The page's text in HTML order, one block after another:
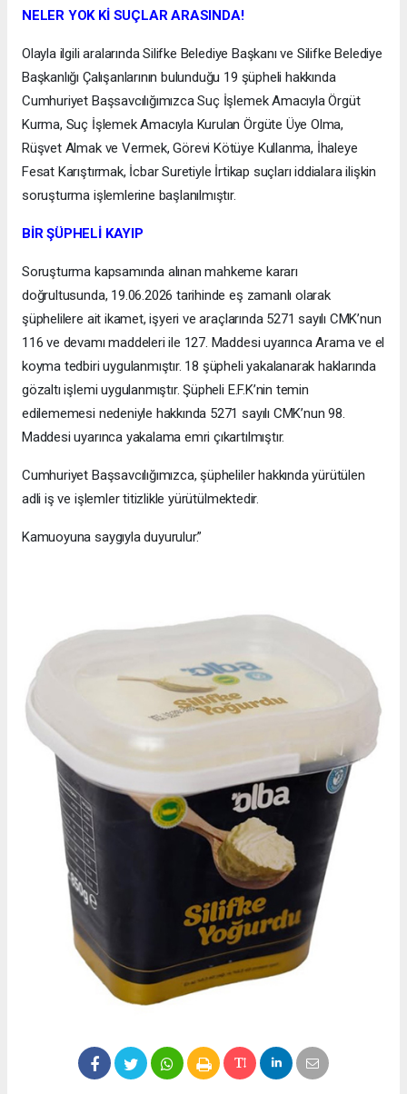
NELER YOK Kİ SUÇLAR ARASINDA!
Olayla ilgili aralarında Silifke Belediye Başkanı ve Silifke Belediye
Başkanlığı Çalışanlarının bulunduğu 19 şüpheli hakkında
Cumhuriyet Başsavcılığımızca Suç İşlemek Amacıyla Örgüt
Kurma, Suç İşlemek Amacıyla Kurulan Örgüte Üye Olma,
Rüşvet Almak ve Vermek, Görevi Kötüye Kullanma, İhaleye
Fesat Karıştırmak, İcbar Suretiyle İrtikap suçları iddialara ilişkin
soruşturma işlemlerine başlanılmıştır.
BİR ŞÜPHELİ KAYIP
Soruşturma kapsamında alınan mahkeme kararı
doğrultusunda, 19.06.2026 tarihinde eş zamanlı olarak
şüphelilere ait ikamet, işyeri ve araçlarında 5271 sayılı CMK’nun
116 ve devamı maddeleri ile 127. Maddesi uyarınca Arama ve el
koyma tedbiri uygulanmıştır. 18 şüpheli yakalanarak haklarında
gözaltı işlemi uygulanmıştır. Şüpheli E.F.K’nin temin
edilememesi nedeniyle hakkında 5271 sayılı CMK’nun 98.
Maddesi uyarınca yakalama emri çıkartılmıştır.
Cumhuriyet Başsavcılığımızca, şüpheliler hakkında yürütülen
adli iş ve işlemler titizlikle yürütülmektedir.
Kamuoyuna saygıyla duyurulur.”